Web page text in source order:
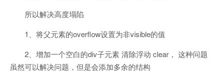
所以解决高度塌陷
1、将父元素的overflow设置为非visible的值
2、增加一个空白的div子元素 清除浮动 clear， 这种问题
虽然可以解决问题，但是会添加多余的结构